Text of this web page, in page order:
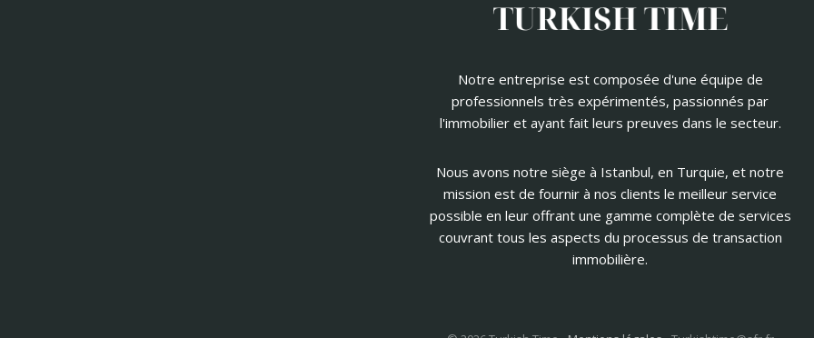
Notre entreprise est composée d'une équipe de
professionnels très expérimentés, passionnés par
l'immobilier et ayant fait leurs preuves dans le secteur.
Nous avons notre siège à Istanbul, en Turquie, et notre
mission est de fournir à nos clients le meilleur service
possible en leur offrant une gamme complète de services
couvrant tous les aspects du processus de transaction
immobilière.